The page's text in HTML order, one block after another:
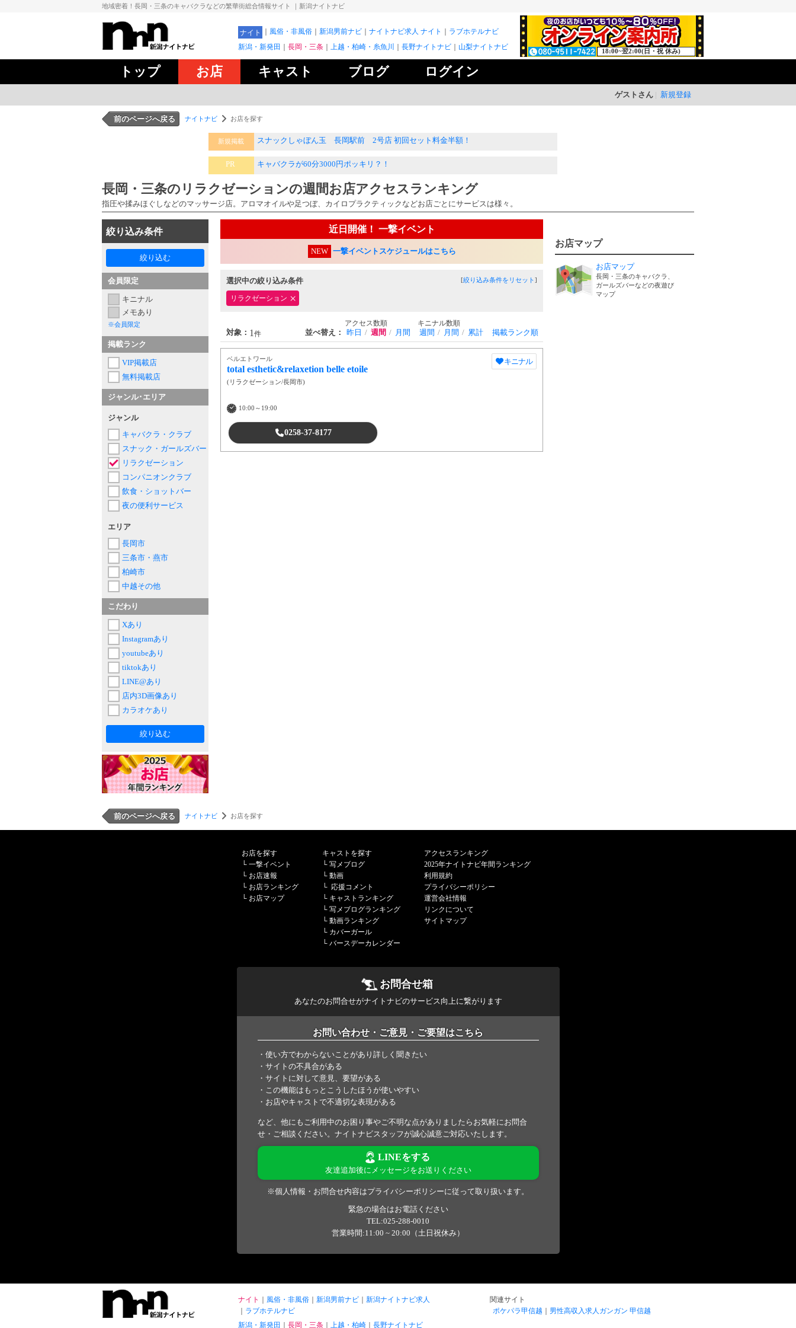
地域密着！長岡・三条のキャバクラなどの繁華街総合情報サイト ｜新潟ナイトナビ
18:00~翌2:00(日・祝 休み)
ナイト 風俗・非風俗 新潟男前ナビ ナイトナビ求人 ナイト
ラブホテルナビ
新潟・新発田
長岡・三条 上越・柏崎・糸魚川 長野ナイトナビ 山梨ナイトナビ
トップ お店 キャスト ブログ ログイン
ゲストさん 新規登録
前のページへ戻る ナイトナビ お店を探す
新規掲載 スナックしゃぼん玉 長岡駅前 2号店 初回セット料金半額！
BAR LYDO ご新規様限定！セット料金1,000円オフ！
PR キャバクラが60分3000円ポッキリ？！
名刺やポスターなど制作承ります♪
長岡・三条のリラクゼーションの週間お店アクセスランキング
指圧や揉みほぐしなどのマッサージ店。アロマオイルや足つぼ、カイロプラクティックなどお店ごとにサービスは様々。
近日開催！ 一撃イベント
NEW 一撃イベントスケジュールはこちら
[絞り込み条件をリセット]
選択中の絞り込み条件
リラクゼーション
対象： 1 件 並べ替え：
アクセス数順
昨日 週間 月間
キニナル数順
週間 月間 累計 掲載ランク順
ベルエトワール
total esthetic&relaxetion belle etoile
(リラクゼーション/長岡市)
キニナル
10:00～19:00
0258-37-8177
絞り込み条件
絞り込む
会員限定
キニナル
メモあり
※会員限定
掲載ランク
VIP掲載店
無料掲載店
ジャンル･エリア
ジャンル
キャバクラ・クラブ
スナック・ガールズバー
リラクゼーション
コンパニオンクラブ
飲食・ショットバー
夜の便利サービス
エリア
長岡市
三条市・燕市
柏崎市
中越その他
こだわり
Xあり
Instagramあり
youtubeあり
tiktokあり
LINE@あり
店内3D画像あり
カラオケあり
絞り込む
お店マップ
お店マップ
長岡・三条のキャバクラ、
ガールズバーなどの夜遊び
マップ
前のページへ戻る ナイトナビ お店を探す
お店を探す
└ 一撃イベント
└ お店速報
└ お店ランキング
└ お店マップ
キャストを探す
└ 写メブログ
└ 動画
└ 応援コメント
└ キャストランキング
└ 写メブログランキング
└ 動画ランキング
└ カバーガール
└ バースデーカレンダー
アクセスランキング
2025年ナイトナビ年間ランキング
利用規約
プライバシーポリシー
運営会社情報
リンクについて
サイトマップ
お問合せ箱
あなたのお問合せがナイトナビのサービス向上に繋がります
お問い合わせ・ご意見・ご要望はこちら
・使い方でわからないことがあり詳しく聞きたい
・サイトの不具合がある
・サイトに対して意見、要望がある
・この機能はもっとこうしたほうが使いやすい
・お店やキャストで不適切な表現がある
など、他にもご利用中のお困り事やご不明な点がありましたらお気軽にお問合
せ・ご相談ください。ナイトナビスタッフが誠心誠意ご対応いたします。
LINEをする
友達追加後にメッセージをお送りください
※個人情報・お問合せ内容はプライバシーポリシーに従って取り扱います。
緊急の場合はお電話ください
TEL:025-288-0010
営業時間:11:00 ~ 20:00（土日祝休み）
ナイト 風俗・非風俗 新潟男前ナビ
新潟ナイトナビ求人
ラブホテルナビ
新潟・新発田
長岡・三条 上越・柏崎 長野ナイトナビ
関連サイト
ポケパラ甲信越
男性高収入求人ガンガン 甲信越